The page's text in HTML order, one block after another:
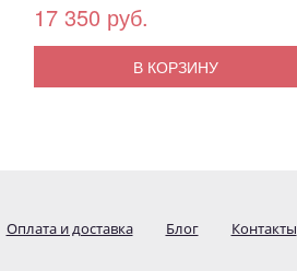
17 350 руб.
В КОРЗИНУ
Оплата и доставка Блог Контакты